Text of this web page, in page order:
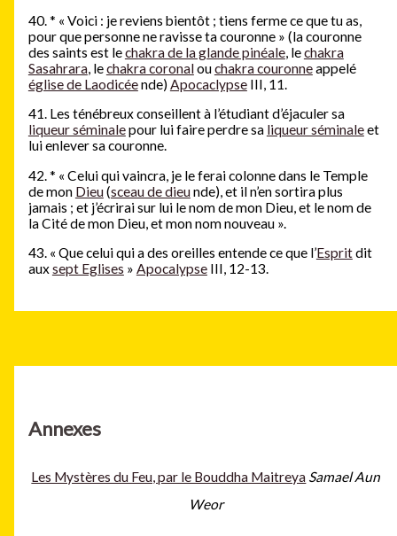
Annexes
Les Mystères du Feu, par le Bouddha Maitreya Samael Aun
Weor
40. * « Voici : je reviens bientôt ; tiens ferme ce que tu as,
pour que personne ne ravisse ta couronne » (la couronne
des saints est lechakra de la glande pinéale, lechakra
Sasahrara, lechakra coronalouchakra couronneappelé
église de Laodicéende) ApocaclypseIII, 11.
41. Les ténébreux conseillent à l’étudiant d’éjaculer sa
liqueur séminalepour lui faire perdre sa liqueur séminaleet
lui enlever sa couronne.
42. * « Celui qui vaincra, je le ferai colonne dans le Temple
de mon Dieu(sceau de dieunde), et il n’en sortira plus
jamais ; et j’écrirai sur lui le nom de mon Dieu, et le nom de
la Cité de mon Dieu, et mon nom nouveau ».
43. « Que celui qui a des oreilles entende ce que l’Espritdit
auxsept Eglises » ApocalypseIII, 12-13.